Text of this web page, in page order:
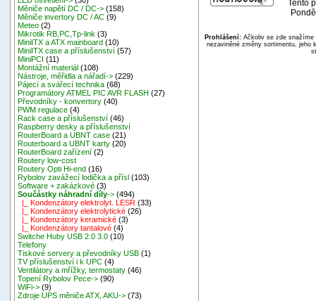
Měniče napětí DC / DC-> (158)
Měniče invertory DC / AC (9)
Meteo (2)
Mikrotik RB,PC,Tp-link (3)
MiniITX a ATX mainboard (10)
MiniITX case a příslušenství (57)
MiniPCI (11)
Montážní materiál (108)
Nástroje, měřidla a nářadí-> (229)
Pájecí a svářecí technika (68)
Programátory ATMEL PIC AVR FLASH (27)
Převodníky - konvertory (40)
PWM regulace (4)
Rack case a příslušenství (46)
Raspberry desky a příslušenství
RouterBoard a UBNT case (21)
Routerboard a UBNT karty (20)
RouterBoard zařízení (2)
Routery low-cost
Routery Opti Hi-end (16)
Rybolov zavážecí lodička a přísl (103)
Software + zakázkové (3)
Součástky náhradní díly-> (494)
|_ Kondenzátory elektrolyt. LESR (33)
|_ Kondenzátory elektrolytické (26)
|_ Kondenzátory keramické (3)
|_ Kondenzátory tantalové (4)
Switche Huby USB 2.0 3.0 (10)
Telefony
Tiskové servery a převodníky USB (1)
TV příslušenství i k UPC (4)
Ventilátory a mřížky, termostaty (46)
Topení Rybolov Pece-> (90)
WiFi-> (9)
Zdroje UPS měniče ATX, AKU-> (73)
Tento
Prohlášení:Ačkoliv se zde snažíme
nezaviněné změny sortimentu, jeho